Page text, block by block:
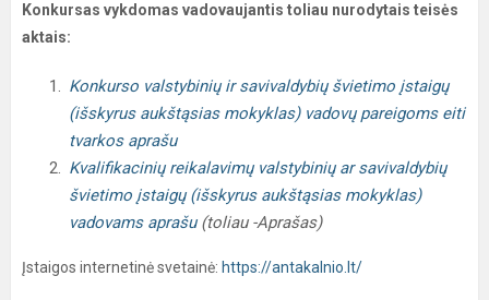
Konkursas vykdomas vadovaujantis toliau nurodytais teisės
aktais:
Konkurso valstybinių ir savivaldybių švietimo įstaigų
(išskyrus aukštąsias mokyklas) vadovų pareigoms eiti
tvarkos aprašu
Kvalifikacinių reikalavimų valstybinių ar savivaldybių
švietimo įstaigų (išskyrus aukštąsias mokyklas)
vadovams aprašu(toliau -Aprašas)
Įstaigos internetinė svetainė: https://antakalnio.lt/